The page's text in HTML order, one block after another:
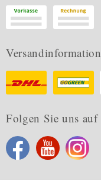
Versandinformation
Folgen Sie uns auf